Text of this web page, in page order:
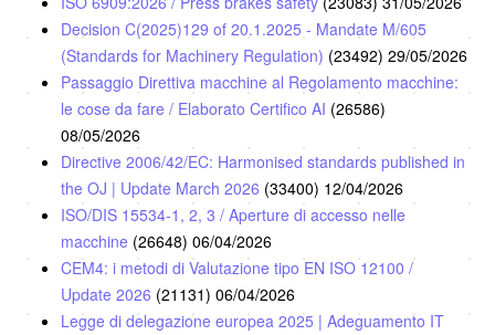
Decision C(2025)129 of 20.1.2025 - Mandate M/605
(Standards for Machinery Regulation) (23492) 29/05/2026
Passaggio Direttiva macchine al Regolamento macchine:
le cose da fare / Elaborato Certifico AI (26586)
08/05/2026
Directive 2006/42/EC: Harmonised standards published in
the OJ | Update March 2026 (33400) 12/04/2026
ISO/DIS 15534-1, 2, 3 / Aperture di accesso nelle
macchine (26648) 06/04/2026
CEM4: i metodi di Valutazione tipo EN ISO 12100 /
Update 2026 (21131) 06/04/2026
Legge di delegazione europea 2025 | Adeguamento IT